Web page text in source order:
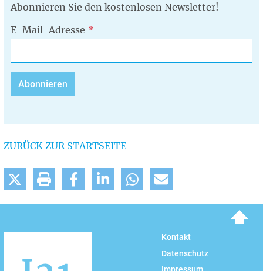
Abonnieren Sie den kostenlosen Newsletter!
E-Mail-Adresse
ZURÜCK ZUR STARTSEITE
Kontakt
Datenschutz